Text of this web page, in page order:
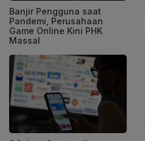
Banjir Pengguna saat
Pandemi, Perusahaan
Game Online Kini PHK
Massal